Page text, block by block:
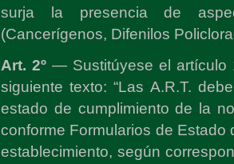
surja la presencia de
(Cancerígenos, Difenilos
Art. 2º — Sustitúyese el artículo
siguiente texto: “Las A.R.T.
estado de cumplimiento de la
conforme Formularios de Estado
establecimiento, según